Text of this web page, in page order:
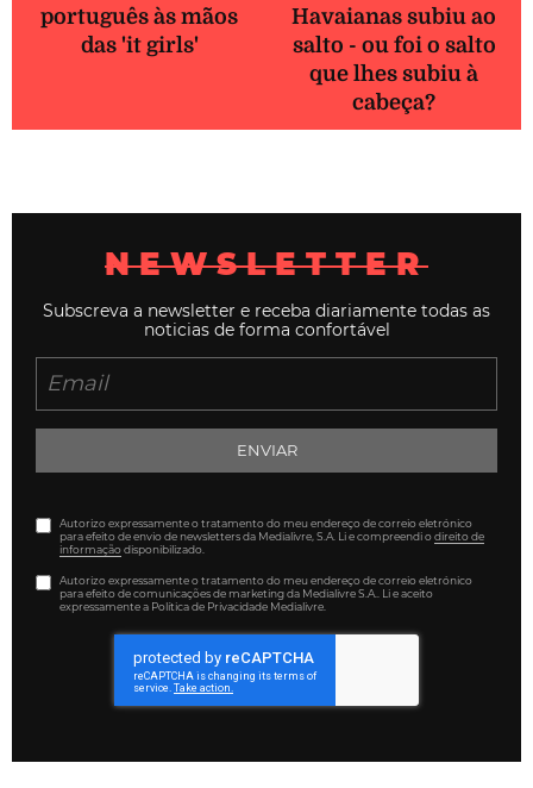
português às mãos
das 'it girls'
Havaianas subiu ao
salto - ou foi o salto
que lhes subiu à
cabeça?
NEWSLETTER
Subscreva a newsletter e receba diariamente todas as
noticias de forma confortável
ENVIAR
Autorizo expressamente o tratamento do meu endereço de correio eletrónico
para efeito de envio de newsletters da Medialivre, S.A. Li e compreendi odireito de
informaçãodisponibilizado.
Autorizo expressamente o tratamento do meu endereço de correio eletrónico
para efeito de comunicações de marketing da Medialivre S.A.. Li e aceito
expressamente a Política de Privacidade Medialivre.